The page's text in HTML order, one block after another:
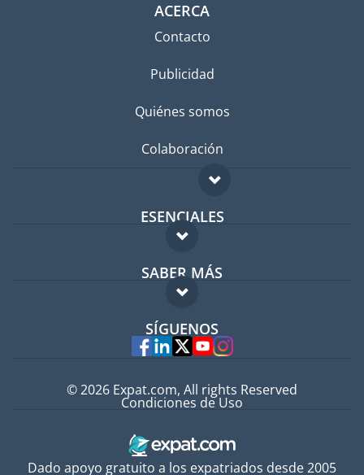
ACERCA
Contacto
Publicidad
Quiénes somos
Colaboración
ESENCIALES
Foro para expatriados
Guía para expatriados
Trabajos en el extranjero
SABER MÁS
FAQ
Expertos
SÍGUENOS
Dado apoyo gratuito a los expatriados desde 2005
© 2026 Expat.com, All rights Reserved
Condiciones de Uso